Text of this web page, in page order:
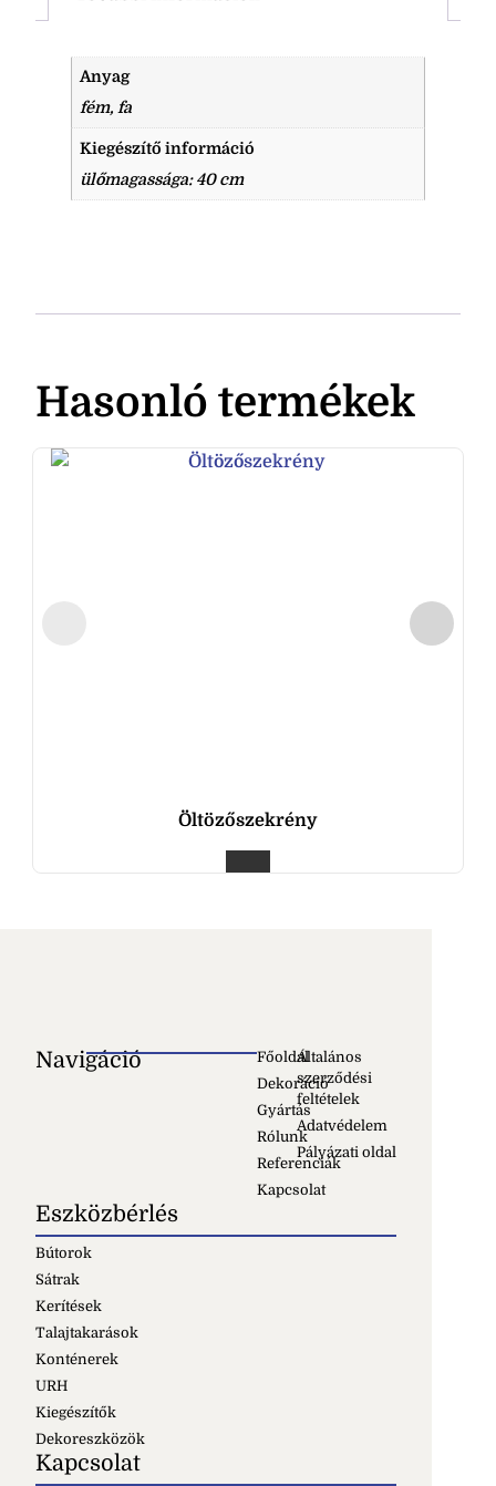
Anyag
fém, fa
Kiegészítő információ
ülőmagassága: 40 cm
Hasonló termékek
Öltözőszekrény
Navigáció
Főoldal
Dekoráció
Gyártás
Rólunk
Referenciák
Kapcsolat
Általános
szerződési
feltételek
Adatvédelem
Pályázati oldal
Eszközbérlés
Bútorok
Sátrak
Kerítések
Talajtakarások
Konténerek
URH
Kiegészítők
Dekoreszközök
Kapcsolat